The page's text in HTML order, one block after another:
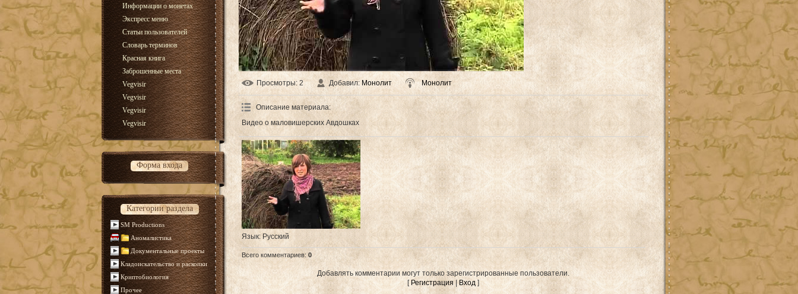
Информации о монетах
Экспресс меню
Статьи пользователей
Словарь терминов
Красная книга
Заброшенные места
Vegvisir
Vegvisir
Vegvisir
Vegvisir
Форма входа
Категории раздела
SM Productions
Аномалистика
Документальные проекты
Кладоискательство и раскопки
Криптобиология
Прочее
Просмотры: 2 Добавил: Монолит Монолит
Описание материала:
Видео о маловишерских Авдошках
Язык: Русский
Всего комментариев: 0
Добавлять комментарии могут только зарегистрированные пользователи.
[ Регистрация |Вход]